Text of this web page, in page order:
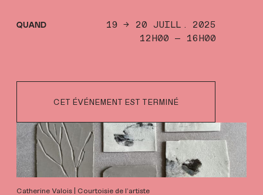
QUAND
19 → 20 JUILL. 2025
12H00 — 16H00
CET ÉVÉNEMENT EST TERMINÉ
Catherine Valois | Courtoisie de l'artiste